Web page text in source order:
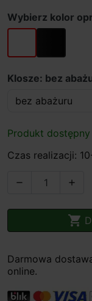
Wybierz kolor
biały czarny
Klosze: bez
Produkt dostępny
Czas realizacji:
 

Darmowa
online.